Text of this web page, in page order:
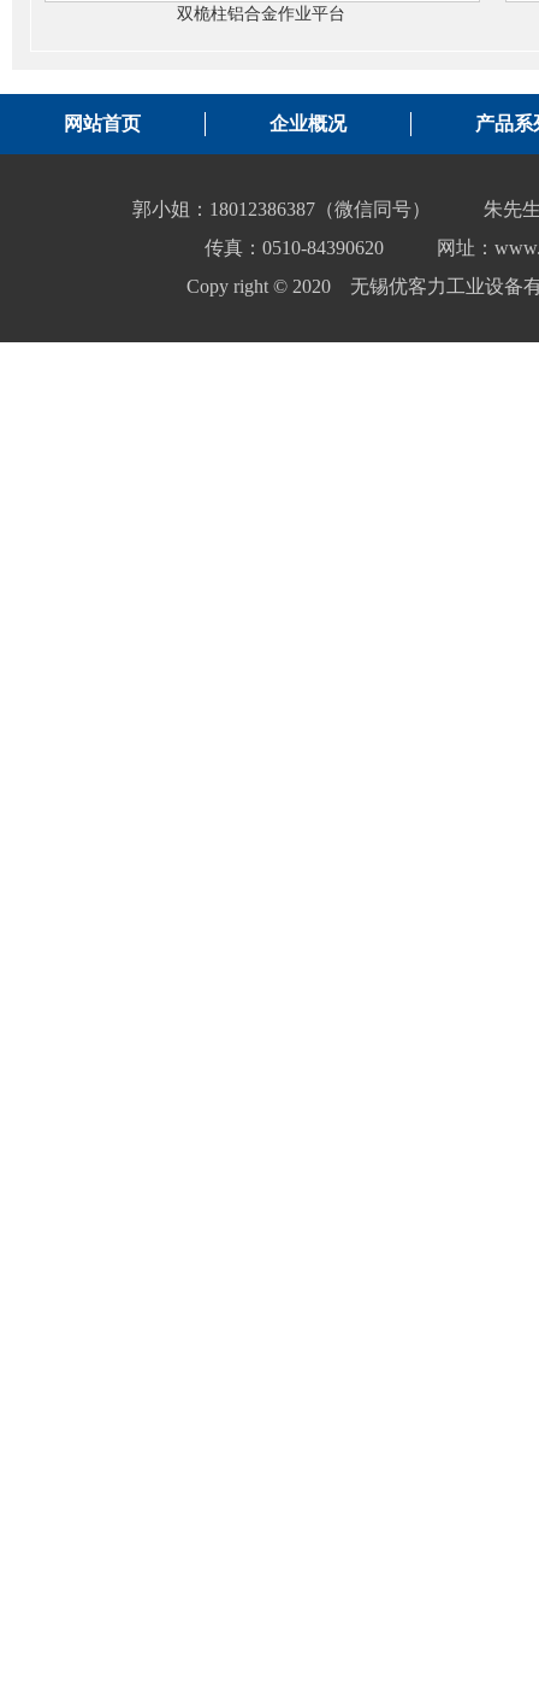
双桅柱铝合金作业平台
网站首页 企业概况 产品系
郭小姐：18012386387（微信同号）
朱先
传真：0510-84390620
网址：
Copy right © 2020 无锡优客力工业设备